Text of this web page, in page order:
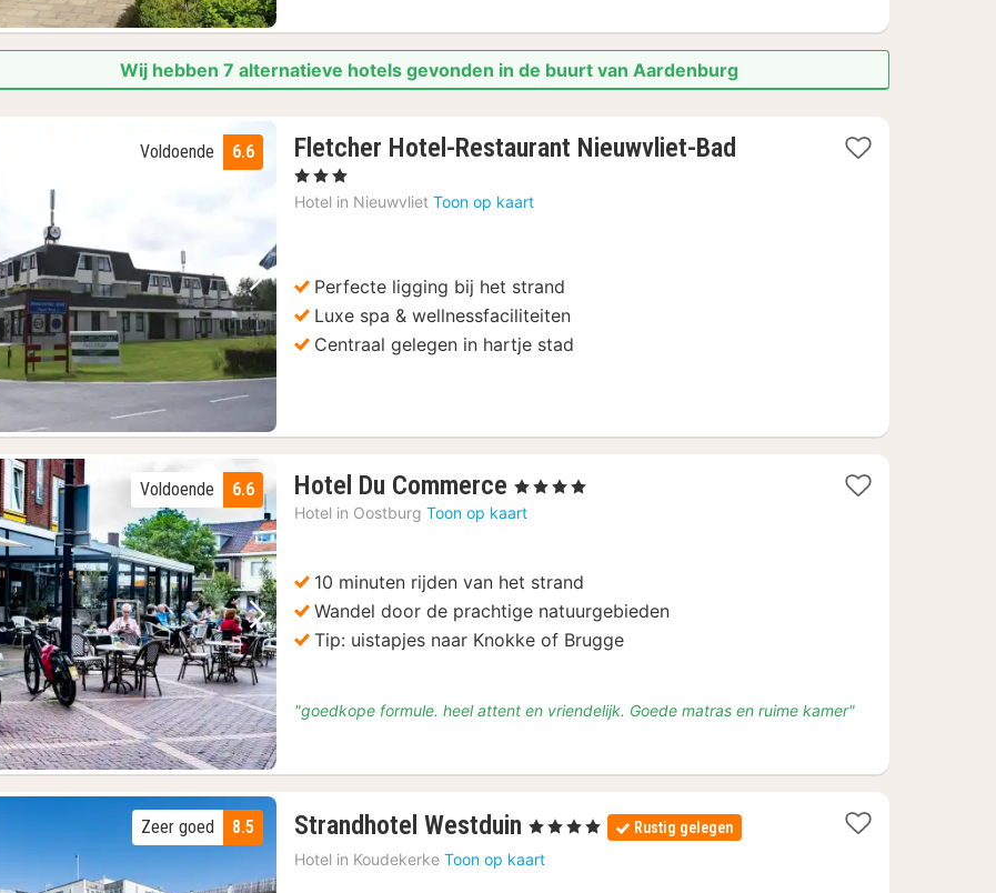
Wij hebben 7 alternatieve hotels gevonden in de buurt van Aardenburg
Vorige foto Volgende foto
6.6
Voldoende Fletcher Hotel-Restaurant Nieuwvliet-Bad
, 3 Sterren
Hotel in Nieuwvliet Toon op kaart
Perfecte ligging bij het strand
Luxe spa & wellnessfaciliteiten
Centraal gelegen in hartje stad
Vorige foto Volgende foto
6.6
Voldoende Hotel Du Commerce 1
nacht
108,90
, 4 Sterren
Hotel in Oostburg Toon op kaart
10 minuten rijden van het strand
Wandel door de prachtige natuurgebieden
Tip: uistapjes naar Knokke of Brugge
"goedkope formule. heel attent en vriendelijk. Goede matras en ruime kamer"
8.5
Zeer goed Strandhotel Westduin 1
nacht
vanaf
, 4 Sterren Rustig gelegen
Hotel in Koudekerke Toon op kaart